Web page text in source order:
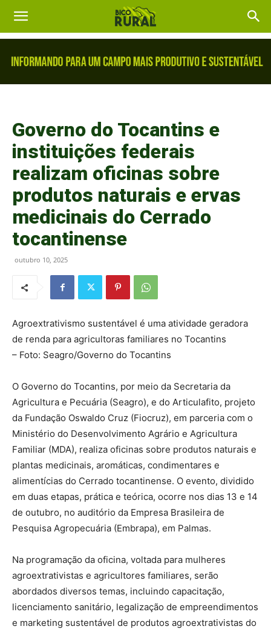
Governo do Tocantins e
instituições federais
realizam oficinas sobre
produtos naturais e ervas
medicinais do Cerrado
tocantinense
outubro 10, 2025
Agroextrativismo sustentável é uma atividade geradora
de renda para agricultoras familiares no Tocantins
– Foto: Seagro/Governo do Tocantins
O Governo do Tocantins, por meio da Secretaria da
Agricultura e Pecuária (Seagro), e do Articulafito, projeto
da Fundação Oswaldo Cruz (Fiocruz), em parceria com o
Ministério do Desenvolvimento Agrário e Agricultura
Familiar (MDA), realiza oficinas sobre produtos naturais e
plantas medicinais, aromáticas, condimentares e
alimentícias do Cerrado tocantinense. O evento, dividido
em duas etapas, prática e teórica, ocorre nos dias 13 e 14
de outubro, no auditório da Empresa Brasileira de
Pesquisa Agropecuária (Embrapa), em Palmas.
Na programação da oficina, voltada para mulheres
agroextrativistas e agricultores familiares, serão
abordados diversos temas, incluindo capacitação,
licenciamento sanitário, legalização de empreendimentos
e marketing sustentável de produtos agroextrativistas do